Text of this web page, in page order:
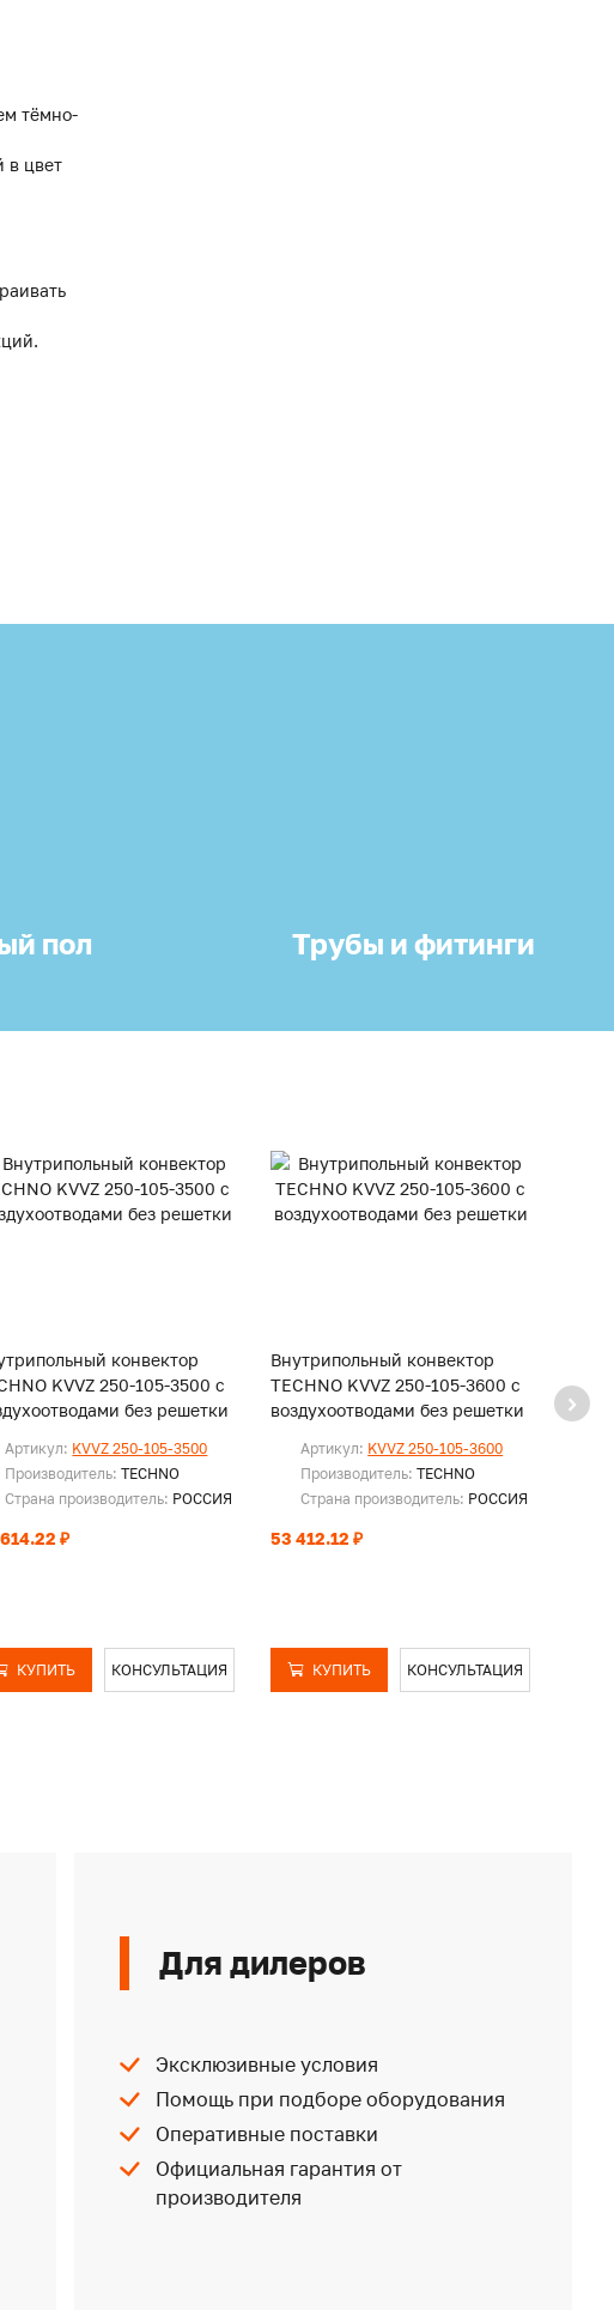
тёмно-
в цвет
пол Трубы и фитинги
конвектор
KVVZ 250-105-3500 с
без решетки
Артикул: KVVZ 250-105-3500
Производитель:TECHNO
Страна производитель: РОССИЯ
₽
КУПИТЬ КОНСУЛЬТАЦИЯ
Внутрипольный конвектор
TECHNO KVVZ 250-105-3600 с
воздухоотводами без решетки
Артикул: KVVZ 250-105-3600
Производитель:TECHNO
Страна производитель: РОССИЯ
53 412.12 ₽
КУПИТЬ КОНСУЛЬТАЦИЯ
Для дилеров
Эксклюзивные условия
Помощь при подборе оборудования
Оперативные поставки
Официальная гарантия от
производителя